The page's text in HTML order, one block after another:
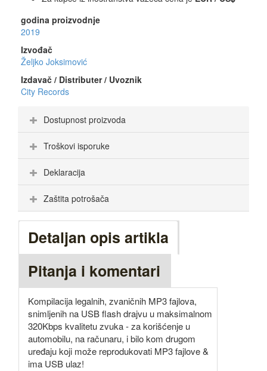
godina proizvodnje
2019
Izvođač
Željko Joksimović
Izdavač / Distributer / Uvoznik
City Records
Dostupnost proizvoda
Troškovi isporuke
Deklaracija
Zaštita potrošača
Detaljan opis artikla
Pitanja i komentari
Kompilacija legalnih, zvaničnih MP3 fajlova,
snimljenih na USB flash drajvu u maksimalnom
320Kbps kvalitetu zvuka - za korišćenje u
automobilu, na računaru, i bilo kom drugom
uređaju koji može reprodukovati MP3 fajlove &
ima USB ulaz!